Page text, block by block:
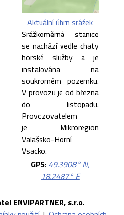
Aktuální úhrn srážek
Srážkoměrná stanice
se nachází vedle chaty
horské služby a je
instalována na
soukromém pozemku.
V provozu je od března
do listopadu.
Provozovatelem
je Mikroregion
Valašsko-Horní
Vsacko.
GPS: 49.3908° N,
18.2487° E
ENVIPARTNER, s.r.o.